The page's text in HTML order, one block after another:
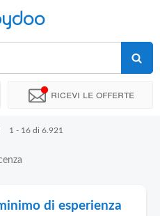
Ricevi le offerte
1 - 16 di 6.921
di esperienza